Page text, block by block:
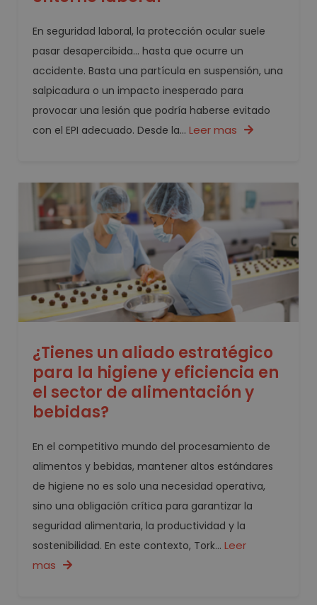
En seguridad laboral, la protección ocular suele
pasar desapercibida… hasta que ocurre un
accidente. Basta una partícula en suspensión, una
salpicadura o un impacto inesperado para
provocar una lesión que podría haberse evitado
con el EPI adecuado. Desde la...Leer mas
¿Tienes un aliado estratégico
para la higiene y eficiencia en
el sector de alimentación y
bebidas?
En el competitivo mundo del procesamiento de
alimentos y bebidas, mantener altos estándares
de higiene no es solo una necesidad operativa,
sino una obligación crítica para garantizar la
seguridad alimentaria, la productividad y la
sostenibilidad. En este contexto, Tork...Leer
mas